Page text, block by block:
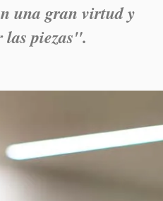
una gran virtud y
las piezas".